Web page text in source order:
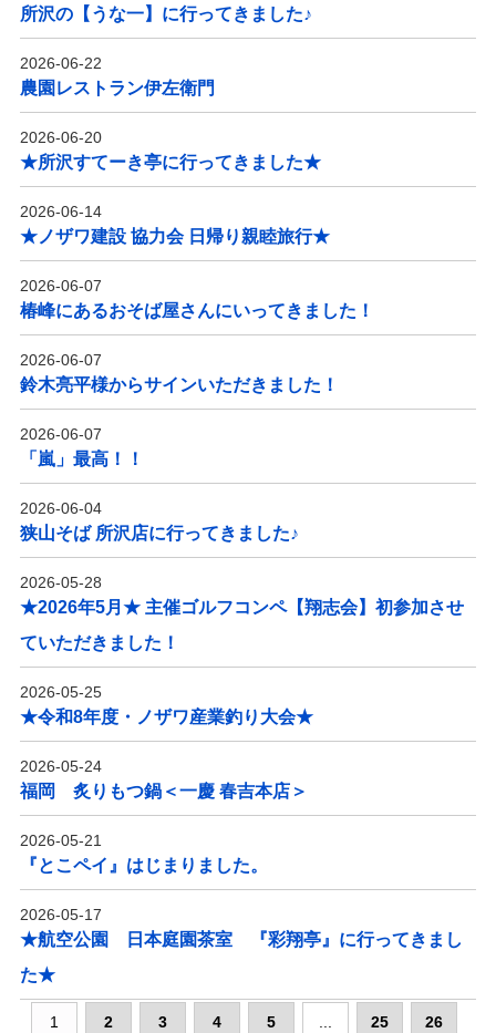
所沢の【うな一】に行ってきました♪
2026-06-22
農園レストラン伊左衛門
2026-06-20
★所沢すてーき亭に行ってきました★
2026-06-14
★ノザワ建設 協力会 日帰り親睦旅行★
2026-06-07
椿峰にあるおそば屋さんにいってきました！
2026-06-07
鈴木亮平様からサインいただきました！
2026-06-07
「嵐」最高！！
2026-06-04
狭山そば 所沢店に行ってきました♪
2026-05-28
★2026年5月★ 主催ゴルフコンペ【翔志会】初参加させ
ていただきました！
2026-05-25
★令和8年度・ノザワ産業釣り大会★
2026-05-24
福岡 炙りもつ鍋＜一慶 春吉本店＞
2026-05-21
『とこペイ』はじまりました。
2026-05-17
★航空公園 日本庭園茶室 『彩翔亭』に行ってきまし
た★
1 2 3 4 5 ... 25 26